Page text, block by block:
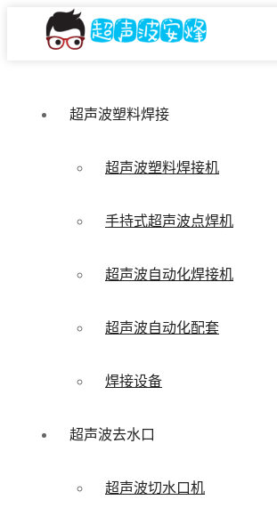
超声波塑料焊接
超声波塑料焊接机
手持式超声波点焊机
超声波自动化焊接机
超声波自动化配套
焊接设备
超声波去水口
超声波切水口机